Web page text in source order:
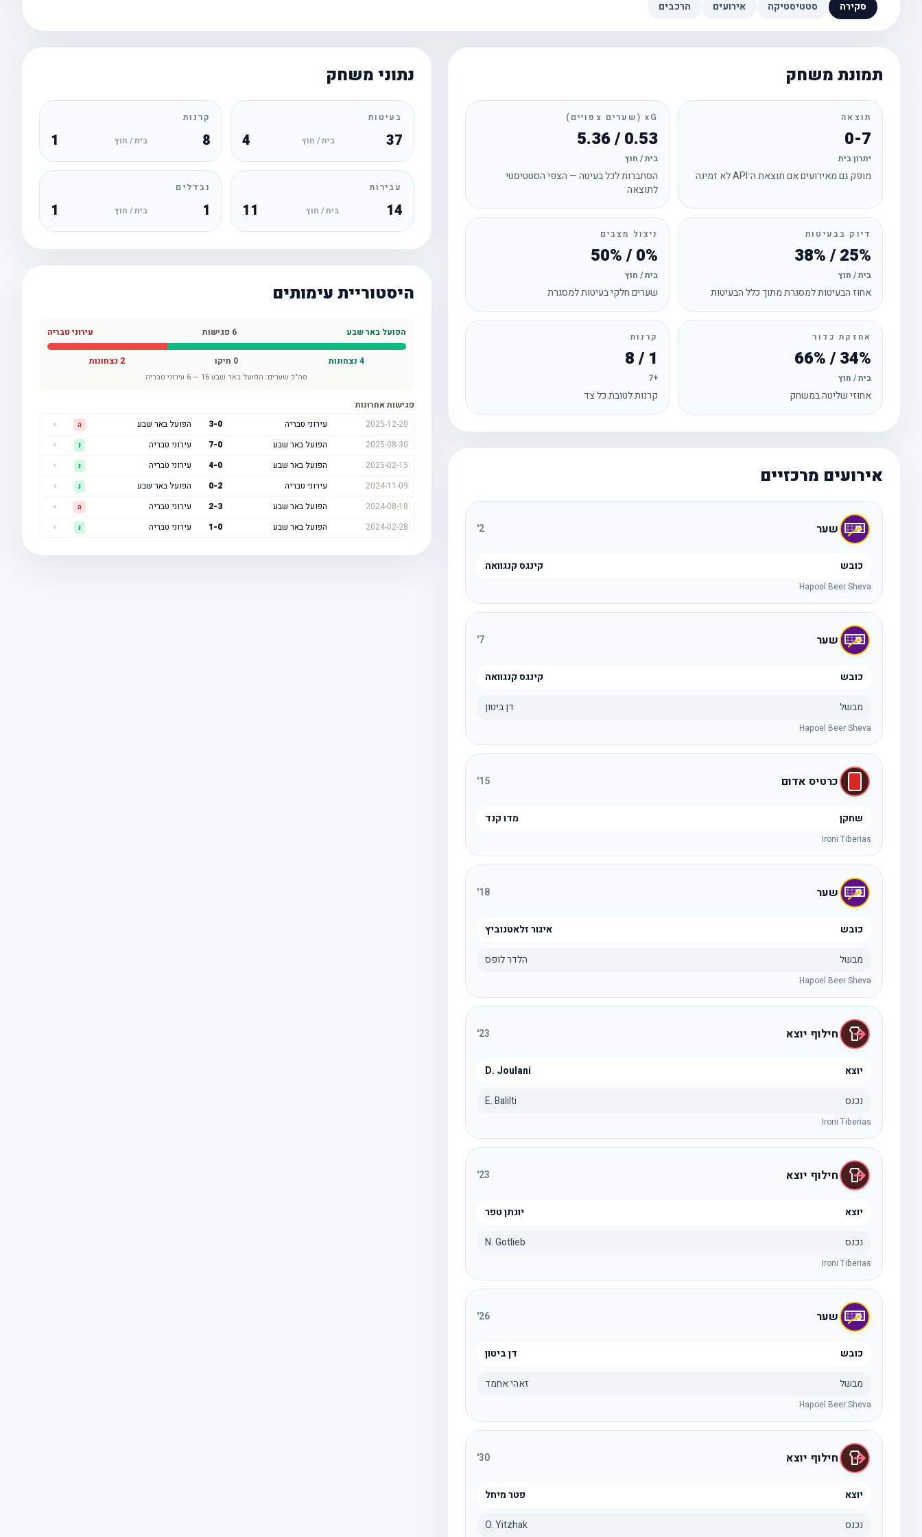
סקירה סטטיסטיקה אירועים הרכבים
תמונת משחק
תוצאה
0-7
יתרון בית
מופק גם מאירועים אם תוצאת ה־API לא זמינה
xG (שערים צפויים)
0.53 / 5.36
בית / חוץ
הסתברות לכל בעיטה — הצפי הסטטיסטי
לתוצאה
דיוק בבעיטות
25% / 38%
בית / חוץ
אחוז הבעיטות למסגרת מתוך כלל הבעיטות
ניצול מצבים
0% / 50%
בית / חוץ
שערים חלקי בעיטות למסגרת
אחזקת כדור
34% / 66%
בית / חוץ
אחוזי שליטה במשחק
קרנות
1 / 8
+7
קרנות לטובת כל צד
אירועים מרכזיים
שער 2
'
כובש קינגס קנגוואה
Hapoel Beer Sheva
שער 7
'
כובש קינגס קנגוואה
מבשל דן ביטון
Hapoel Beer Sheva
כרטיס אדום 15
'
שחקן מדו קנד
Ironi Tiberias
שער 18
'
כובש איגור זלאטנוביץ
מבשל הלדר לופס
Hapoel Beer Sheva
חילוף יוצא 23
'
יוצא D. Joulani
נכנס E. Balilti
Ironi Tiberias
חילוף יוצא 23
'
יוצא יונתן טפר
נכנס N. Gotlieb
Ironi Tiberias
שער 26
'
כובש דן ביטון
מבשל זאהי אחמד
Hapoel Beer Sheva
חילוף יוצא 30
'
יוצא פטר מיחל
נכנס O. Yitzhak
נתוני משחק
בעיטות
37 בית / חוץ 4
קרנות
8 בית / חוץ 1
עבירות
14 בית / חוץ 11
נבדלים
1 בית / חוץ 1
היסטוריית עימותים
הפועל באר שבע 6 פגישות עירוני טבריה
4 נצחונות 0 תיקו 2 נצחונות
סה"כ שערים: הפועל באר שבע16
—
6 עירוני טבריה
פגישות אחרונות
2025-12-20
עירוני טבריה 3-0 הפועל באר שבע ה
›
2025-08-30
הפועל באר שבע 7-0 עירוני טבריה נ
›
2025-02-15
הפועל באר שבע 4-0 עירוני טבריה נ
›
2024-11-09
עירוני טבריה 0-2 הפועל באר שבע נ
›
2024-08-18
הפועל באר שבע 2-3 עירוני טבריה ה
›
2024-02-28
הפועל באר שבע 1-0 עירוני טבריה נ ›